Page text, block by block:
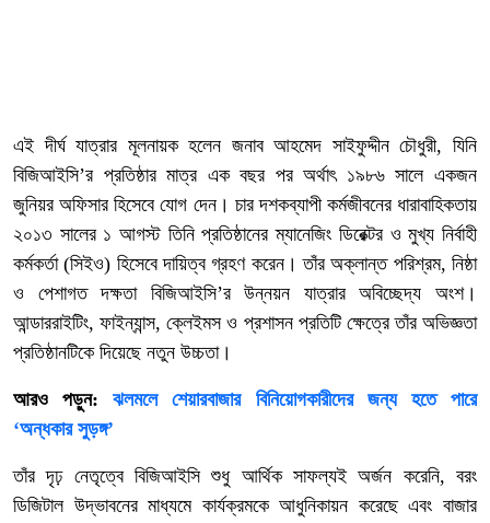
এই দীর্ঘ যাত্রার মূলনায়ক হলেন জনাব আহমেদ সাইফুদ্দীন চৌধুরী, যিনি
বিজিআইসি’র প্রতিষ্ঠার মাত্র এক বছর পর অর্থাৎ ১৯৮৬ সালে একজন
জুনিয়র অফিসার হিসেবে যোগ দেন। চার দশকব্যাপী কর্মজীবনের ধারাবাহিকতায়
২০১৩ সালের ১ আগস্ট তিনি প্রতিষ্ঠানের ম্যানেজিং ডিরেক্টর ও মুখ্য নির্বাহী
কর্মকর্তা (সিইও) হিসেবে দায়িত্ব গ্রহণ করেন। তাঁর অক্লান্ত পরিশ্রম, নিষ্ঠা
ও পেশাগত দক্ষতা বিজিআইসি’র উন্নয়ন যাত্রার অবিচ্ছেদ্য অংশ।
আন্ডাররাইটিং, ফাইন্যান্স, ক্লেইমস ও প্রশাসন প্রতিটি ক্ষেত্রে তাঁর অভিজ্ঞতা
প্রতিষ্ঠানটিকে দিয়েছে নতুন উচ্চতা।
আরও পড়ুন:ঝলমলে শেয়ারবাজার বিনিয়োগকারীদের জন্য হতে পারে
‘অন্ধকার সুড়ঙ্গ’
তাঁর দৃঢ় নেতৃত্বে বিজিআইসি শুধু আর্থিক সাফল্যই অর্জন করেনি, বরং
ডিজিটাল উদ্ভাবনের মাধ্যমে কার্যক্রমকে আধুনিকায়ন করেছে এবং বাজার